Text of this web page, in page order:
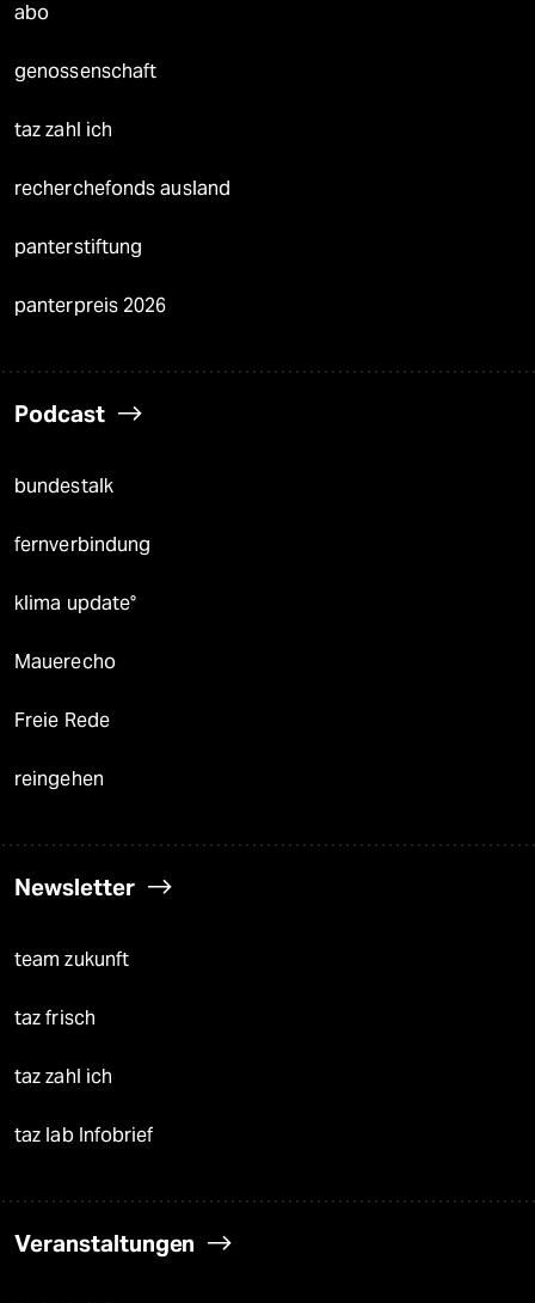
abo
genossenschaft
taz zahl ich
recherchefonds ausland
panterstiftung
panterpreis 2026
Podcast
bundestalk
fernverbindung
klima update°
Mauerecho
Freie Rede
reingehen
Newsletter
team zukunft
taz frisch
taz zahl ich
taz lab Infobrief
Veranstaltungen